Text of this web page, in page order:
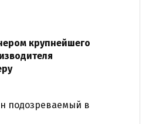
крупнейшего
подозреваемый в